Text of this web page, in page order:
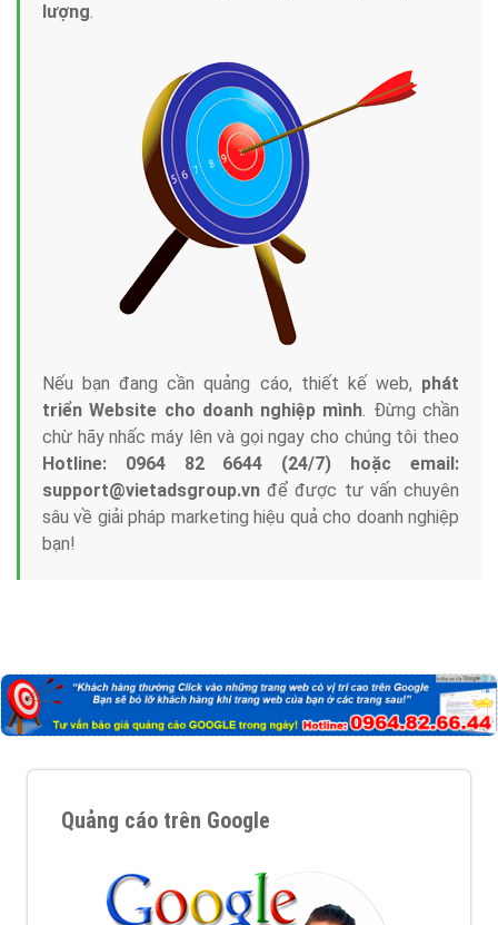
lượng.
Nếu bạn đang cần quảng cáo, thiết kế web, phát
triển Website cho doanh nghiệp mình. Đừng chần
chừ hãy nhấc máy lên và gọi ngay cho chúng tôi theo
Hotline: 0964 82 6644 (24/7) hoặc email:
support@vietadsgroup.vn để được tư vấn chuyên
sâu về giải pháp marketing hiệu quả cho doanh nghiệp
bạn!
Quảng cáo trên Google